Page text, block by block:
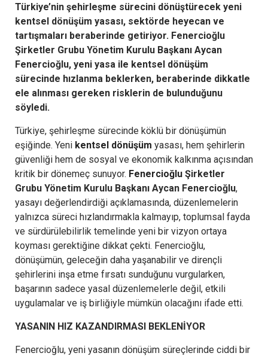
Türkiye’nin şehirleşme sürecini dönüştürecek yeni
kentsel dönüşüm yasası, sektörde heyecan ve
tartışmaları beraberinde getiriyor. Fenercioğlu
Şirketler Grubu Yönetim Kurulu Başkanı Aycan
Fenercioğlu, yeni yasa ile kentsel dönüşüm
sürecinde hızlanma beklerken, beraberinde dikkatle
ele alınması gereken risklerin de bulunduğunu
söyledi.
Türkiye, şehirleşme sürecinde köklü bir dönüşümün
eşiğinde. Yeni kentsel dönüşüm yasası, hem şehirlerin
güvenliği hem de sosyal ve ekonomik kalkınma açısından
kritik bir dönemeç sunuyor. Fenercioğlu Şirketler
Grubu Yönetim Kurulu Başkanı Aycan Fenercioğlu,
yasayı değerlendirdiği açıklamasında, düzenlemelerin
yalnızca süreci hızlandırmakla kalmayıp, toplumsal fayda
ve sürdürülebilirlik temelinde yeni bir vizyon ortaya
koyması gerektiğine dikkat çekti. Fenercioğlu,
dönüşümün, geleceğin daha yaşanabilir ve dirençli
şehirlerini inşa etme fırsatı sunduğunu vurgularken,
başarının sadece yasal düzenlemelerle değil, etkili
uygulamalar ve iş birliğiyle mümkün olacağını ifade etti.
YASANIN HIZ KAZANDIRMASI BEKLENİYOR
Fenercioğlu, yeni yasanın dönüşüm süreçlerinde ciddi bir